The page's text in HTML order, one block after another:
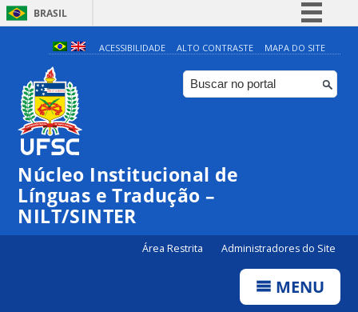
BRASIL
Simplifique!
Comunica BR
Participe
Canais
ACESSIBILIDADE ALTO CONTRASTE MAPA DO SITE
Núcleo Institucional de
Línguas e Tradução –
NILT/SINTER
Área Restrita Administradores do Site
MENU